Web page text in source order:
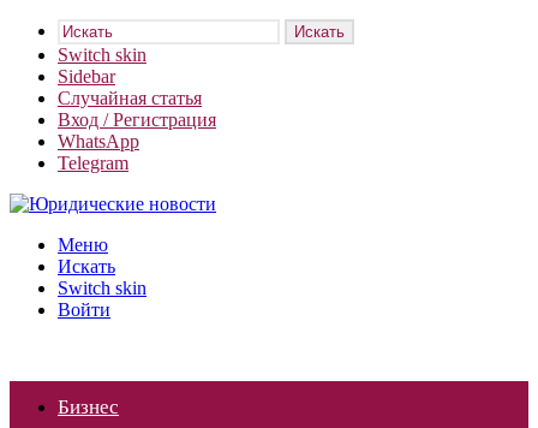
Искать
Switch skin
Sidebar
Случайная статья
Вход / Регистрация
WhatsApp
Telegram
Меню
Искать
Switch skin
Войти
Бизнес